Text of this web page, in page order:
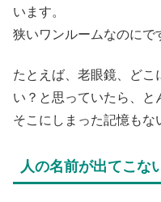
います。
狭いワンルームなのにで
たとえば、老眼鏡、ど
い？と思っていたら、と
そこにしまった記憶もな
人の名前が出てこな